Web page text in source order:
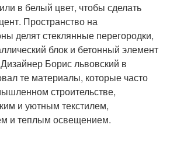
в белый цвет, чтобы сделать
Пространство на
делят стеклянные перегородки,
блок и бетонный элемент
Борис львовский в
те материалы, которые часто
строительстве,
и уютным текстилем,
и теплым освещением.